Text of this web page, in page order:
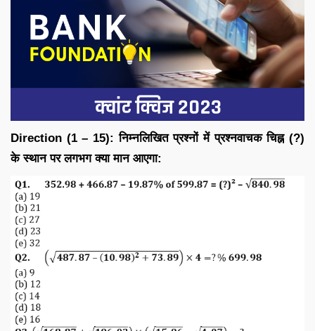
Direction (1 – 15): निम्नलिखित प्रश्नों में प्रश्नवाचक चिह्न (?)
के स्थान पर लगभग क्या मान आएगा: